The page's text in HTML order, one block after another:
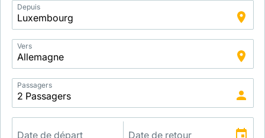
Application
Intelligent
Package
Search
Depuis
Vers
Passagers